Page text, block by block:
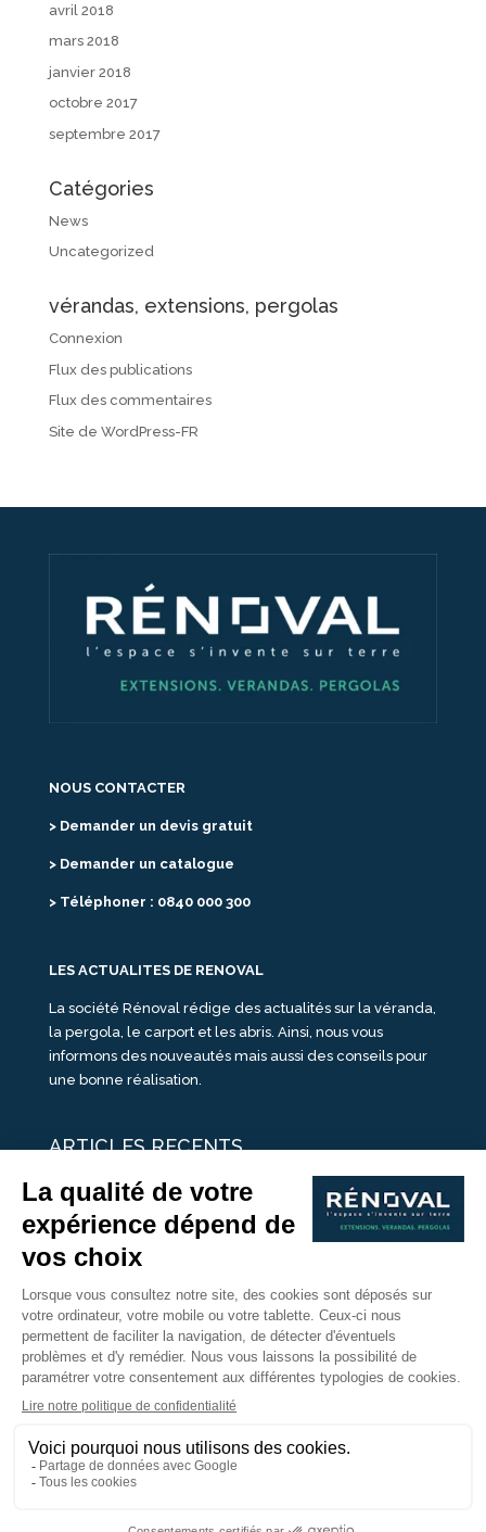
avril 2018
mars 2018
janvier 2018
octobre 2017
septembre 2017
Catégories
News
Uncategorized
vérandas, extensions, pergolas
Connexion
Flux des publications
Flux des commentaires
Site de WordPress-FR
NOUS CONTACTER
> Demander un devis gratuit
> Demander un catalogue
> Téléphoner : 0840 000 300
LES ACTUALITES DE RENOVAL
La société Rénoval rédige des actualités sur la véranda,
la pergola, le carport et les abris. Ainsi, nous vous
informons des nouveautés mais aussi des conseils pour
une bonne réalisation.
ARTICLES RECENTS
25 idées de vérandas design
Un été pour une véranda
Portes Ouvertes Véranda Extension Suisse | 26-27 Juin
Une ombre avec une pergola aluminium
portes ouvertes véranda sur mesure
Nous Suivre